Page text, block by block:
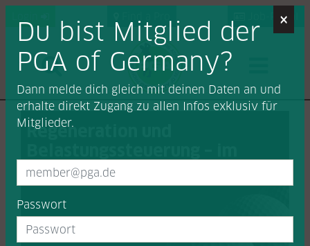
Job-Portal
Regeneration und
Sport und im eigenen Leben
×
Du bist Mitglied der
PGA of Germany?
Dann melde dich gleich mit deinen Daten an und
erhalte direkt Zugang zu allen Infos exklusiv für
Mitglieder.
Passwort